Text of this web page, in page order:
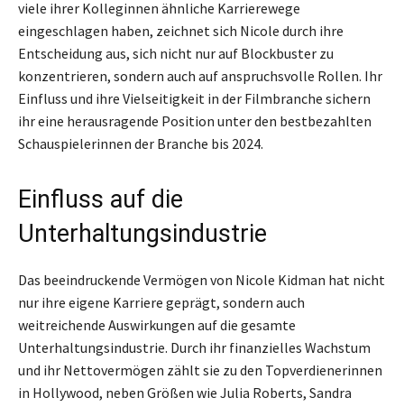
viele ihrer Kolleginnen ähnliche Karrierewege
eingeschlagen haben, zeichnet sich Nicole durch ihre
Entscheidung aus, sich nicht nur auf Blockbuster zu
konzentrieren, sondern auch auf anspruchsvolle Rollen. Ihr
Einfluss und ihre Vielseitigkeit in der Filmbranche sichern
ihr eine herausragende Position unter den bestbezahlten
Schauspielerinnen der Branche bis 2024.
Einfluss auf die
Unterhaltungsindustrie
Das beeindruckende Vermögen von Nicole Kidman hat nicht
nur ihre eigene Karriere geprägt, sondern auch
weitreichende Auswirkungen auf die gesamte
Unterhaltungsindustrie. Durch ihr finanzielles Wachstum
und ihr Nettovermögen zählt sie zu den Topverdienerinnen
in Hollywood, neben Größen wie Julia Roberts, Sandra